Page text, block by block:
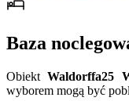
Baza
ObiektWaldorffa25
wyborem mogą być